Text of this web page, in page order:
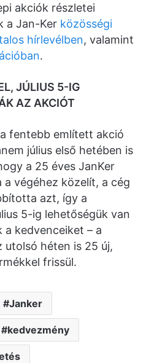
akciók részletei
a Jan-Ker közösségi
hírlevélben, valamint
.
JÚLIUS 5-IG
AZ AKCIÓT
fentebb említett akció
július első hetében is
a 25 éves JanKer
a végéhez közelít, a cég
azt, így a
5-ig lehetőségük van
a kedvenceiket – a
utolsó héten is 25 új,
frissül.
Janker
kedvezmény